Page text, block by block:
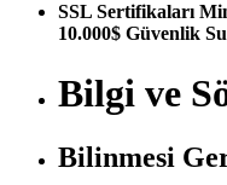
SSL Sertifikaları
10.000$ Güvenlik
Bilgi ve
Bilinmesi